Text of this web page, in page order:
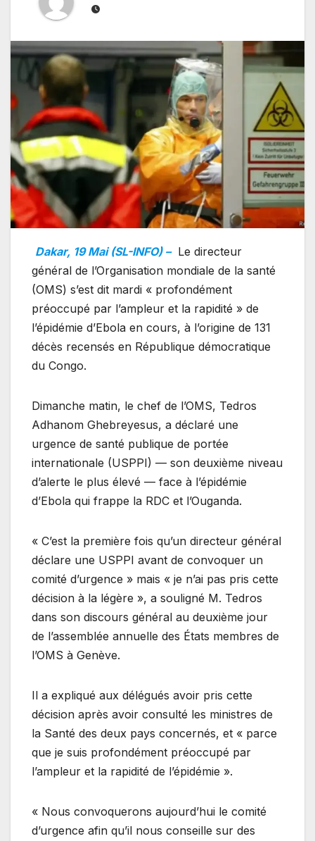
Dakar, 19 Mai (SL-INFO) – Le directeur
général de l’Organisation mondiale de la santé
(OMS) s’est dit mardi « profondément
préoccupé par l’ampleur et la rapidité » de
l’épidémie d’Ebola en cours, à l’origine de 131
décès recensés en République démocratique
du Congo.
Dimanche matin, le chef de l’OMS, Tedros
Adhanom Ghebreyesus, a déclaré une
urgence de santé publique de portée
internationale (USPPI) — son deuxième niveau
d’alerte le plus élevé — face à l’épidémie
d’Ebola qui frappe la RDC et l’Ouganda.
« C’est la première fois qu’un directeur général
déclare une USPPI avant de convoquer un
comité d’urgence » mais « je n’ai pas pris cette
décision à la légère », a souligné M. Tedros
dans son discours général au deuxième jour
de l’assemblée annuelle des États membres de
l’OMS à Genève.
Il a expliqué aux délégués avoir pris cette
décision après avoir consulté les ministres de
la Santé des deux pays concernés, et « parce
que je suis profondément préoccupé par
l’ampleur et la rapidité de l’épidémie ».
« Nous convoquerons aujourd’hui le comité
d’urgence afin qu’il nous conseille sur des